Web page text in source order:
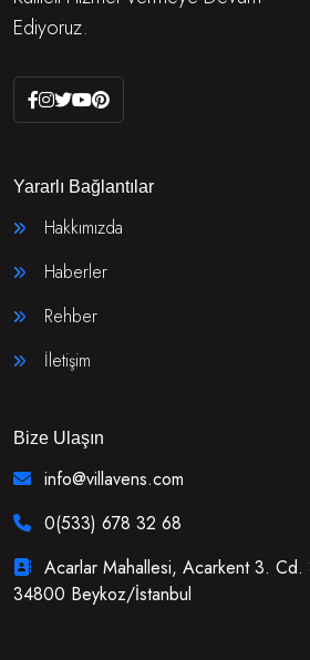
Ediyoruz.
Yararlı Bağlantılar
Hakkımızda
Haberler
Rehber
İletişim
Bize Ulaşın
info@villavens.com
0(533) 678 32 68
Acarlar Mahallesi, Acarkent 3. Cd.
34800 Beykoz/İstanbul